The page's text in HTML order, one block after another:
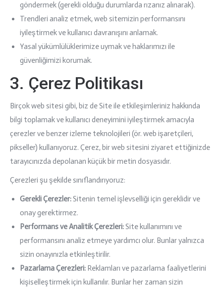
göndermek (gerekli olduğu durumlarda rızanız alınarak).
Trendleri analiz etmek, web sitemizin performansını
iyileştirmek ve kullanıcı davranışını anlamak.
Yasal yükümlülüklerimize uymak ve haklarımızı ile
güvenliğimizi korumak.
3. Çerez Politikası
Birçok web sitesi gibi, biz de Site ile etkileşimleriniz hakkında
bilgi toplamak ve kullanıcı deneyimini iyileştirmek amacıyla
çerezler ve benzer izleme teknolojileri (ör. web işaretçileri,
pikseller) kullanıyoruz. Çerez, bir web sitesini ziyaret ettiğinizde
tarayıcınızda depolanan küçük bir metin dosyasıdır.
Çerezleri şu şekilde sınıflandırıyoruz:
Gerekli Çerezler:Sitenin temel işlevselliği için gereklidir ve
onay gerektirmez.
Performans ve Analitik Çerezleri:Site kullanımını ve
performansını analiz etmeye yardımcı olur. Bunlar yalnızca
sizin onayınızla etkinleştirilir.
Pazarlama Çerezleri: Reklamları ve pazarlama faaliyetlerini
kişiselleştirmek için kullanılır. Bunlar her zaman sizin